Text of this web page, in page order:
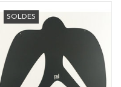
SOLDES